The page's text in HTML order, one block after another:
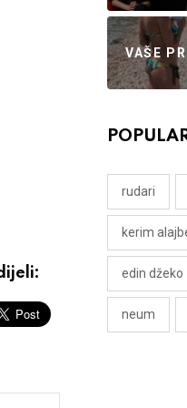
VAŠE
rudari
kerim
edin džeko
neum